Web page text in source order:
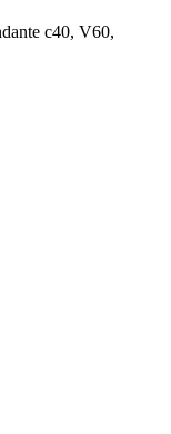
c40, V60,